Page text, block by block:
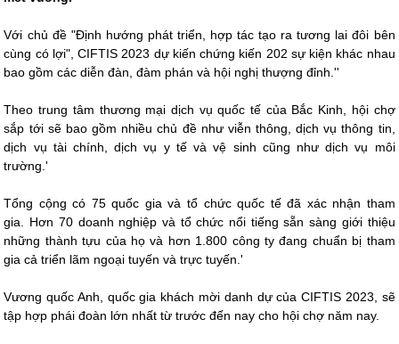
Với chủ đề "Định hướng phát triển, hợp tác tạo ra tương lai đôi bên
cùng có lợi", CIFTIS 2023 dự kiến ​​chứng kiến ​​202 sự kiện khác nhau
bao gồm các diễn đàn, đàm phán và hội nghị thượng đỉnh.''
Theo trung tâm thương mại dịch vụ quốc tế của Bắc Kinh, hội chợ
sắp tới sẽ bao gồm nhiều chủ đề như viễn thông, dịch vụ thông tin,
dịch vụ tài chính, dịch vụ y tế và vệ sinh cũng như dịch vụ môi
trường.'
Tổng cộng có 75 quốc gia và tổ chức quốc tế đã xác nhận tham
gia. Hơn 70 doanh nghiệp và tổ chức nổi tiếng sẵn sàng giới thiệu
những thành tựu của họ và hơn 1.800 công ty đang chuẩn bị tham
gia cả triển lãm ngoại tuyến và trực tuyến.'
Vương quốc Anh, quốc gia khách mời danh dự của CIFTIS 2023, sẽ
tập hợp phái đoàn lớn nhất từ ​​​​trước đến nay cho hội chợ năm nay.